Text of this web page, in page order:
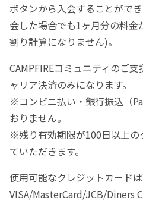
ボタンから入会することがで
会した場合でも1ヶ月分の料金
割り計算になりません)。
CAMPFIREコミュニティのご
ャリア決済のみになります。
※コンビニ払い・銀行振込（
おりません。
※残り有効期限が100日以上の
ていただきます。
使用可能なクレジットカードは
VISA/MasterCard/JCB/Diners